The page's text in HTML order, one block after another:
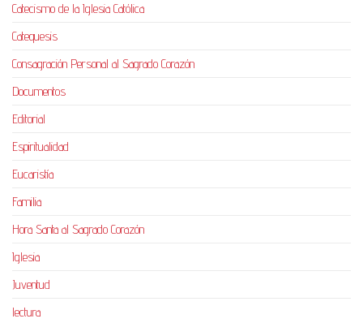
Catecismo de la Iglesia Católica
Catequesis
Consagración Personal al Sagrado Corazón
Documentos
Editorial
Espiritualidad
Eucaristía
Familia
Hora Santa al Sagrado Corazón
Iglesia
Juventud
lectura